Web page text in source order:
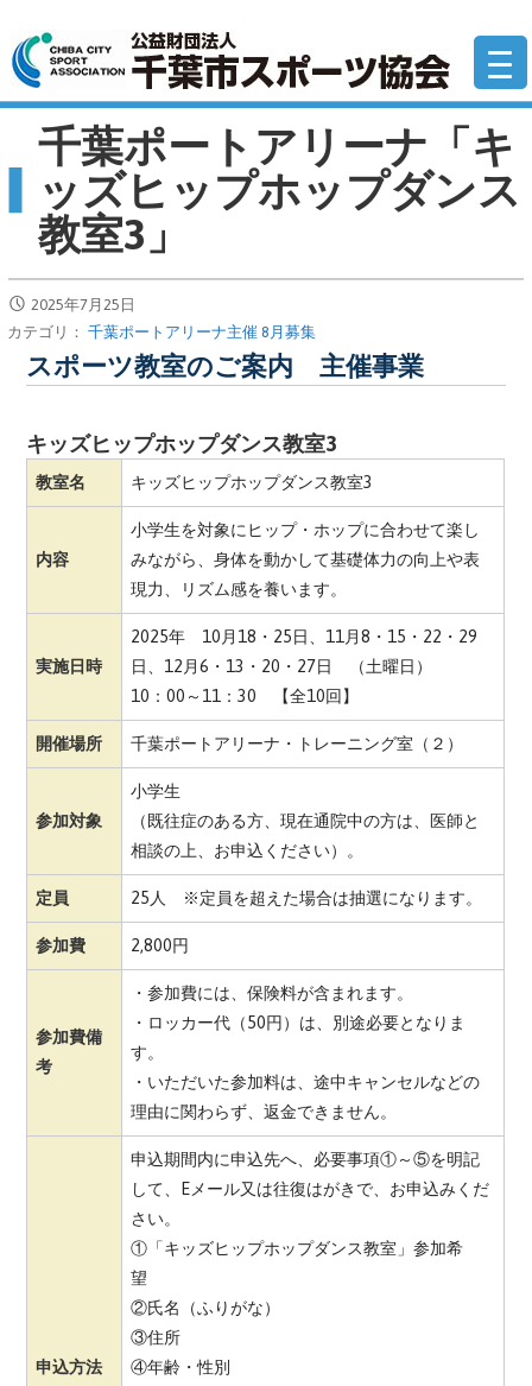
テ
ン
公
千葉ポートアリーナ「キ
ッズヒップホップダンス
教室3」
2025年7月25日
カテゴリ：千葉ポートアリーナ主催 8月募集
スポーツ教室のご案内 主催事業
キッズヒップホップダンス教室3
教室名 キッズヒップホップダンス教室3
内容
小学生を対象にヒップ・ホップに合わせて楽し
みながら、身体を動かして基礎体力の向上や表
現力、リズム感を養います。
実施日時
2025年 10月18・25日、11月8・15・22・29
日、12月6・13・20・27日 （土曜日）
10：00～11：30 【全10回】
開催場所 千葉ポートアリーナ・トレーニング室（２）
参加対象
小学生
（既往症のある方、現在通院中の方は、医師と
相談の上、お申込ください）。
定員 25人 ※定員を超えた場合は抽選になります。
参加費 2,800円
参加費備
考
・参加費には、保険料が含まれます。
・ロッカー代（50円）は、別途必要となりま
す。
・いただいた参加料は、途中キャンセルなどの
理由に関わらず、返金できません。
申込方法
申込期間内に申込先へ、必要事項①～⑤を明記
して、Eメール又は往復はがきで、お申込みくだ
さい。
①「キッズヒップホップダンス教室」参加希
望
②氏名（ふりがな）
③住所
④年齢・性別